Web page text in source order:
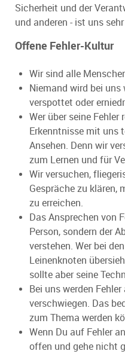
Sicherheit und der
und anderen - ist uns
Offene Fehler-Kultur
Wir sind alle
Niemand wird bei uns
verspottet oder
Wer über seine
Erkenntnisse mit uns
Ansehen. Denn wir
zum Lernen und für
Wir versuchen,
Gespräche zu klären,
zu erreichen.
Das Ansprechen von
Person, sondern der
verstehen. Wer bei
Leinenknoten
sollte aber seine
Bei uns werden
verschwiegen. Das
zum Thema werden
Wenn Du auf Fehler
offen und gehe nicht